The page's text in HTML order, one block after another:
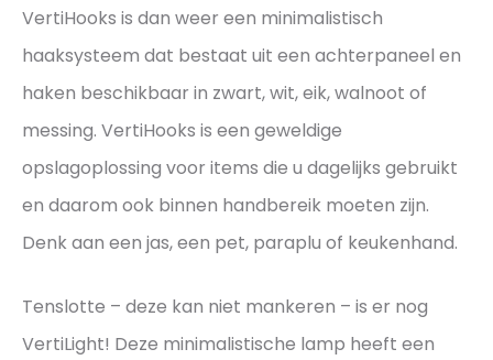
VertiHooks is dan weer een minimalistisch
haaksysteem dat bestaat uit een achterpaneel en
haken beschikbaar in zwart, wit, eik, walnoot of
messing. VertiHooks is een geweldige
opslagoplossing voor items die u dagelijks gebruikt
en daarom ook binnen handbereik moeten zijn.
Denk aan een jas, een pet, paraplu of keukenhand.
Tenslotte – deze kan niet mankeren – is er nog
VertiLight! Deze minimalistische lamp heeft een